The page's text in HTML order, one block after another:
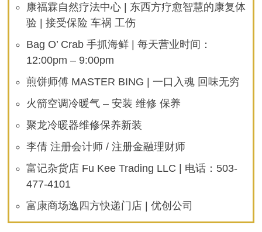
康福霖自然疗法中心 | 东西方疗愈智慧的康复体
验 | 接受保险 车祸 工伤
Bag O’ Crab 手抓海鲜 | 每天营业时间：
12:00pm – 9:00pm
煎饼师傅 MASTER BING | 一口入魂 回味无穷
火箭空调冷暖气 – 安装 维修 保养
聚龙冷暖器维修保养新装
李倩 注册会计师 / 注册金融理财师
富记杂货店 Fu Kee Trading LLC | 电话：503-
477-4101
富康商场逸四方快递门店 | 优创公司